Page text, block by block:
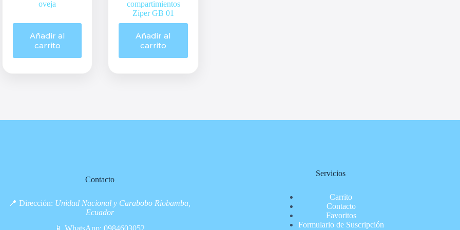
oveja
Añadir al
carrito
compartimientos
Zíper GB 01
Añadir al
carrito
Contacto
📍 Dirección: Unidad Nacional y Carabobo Riobamba,
Ecuador
📱 WhatsApp: 0984603052
Servicios
Carrito
Contacto
Favoritos
Formulario de Suscripción